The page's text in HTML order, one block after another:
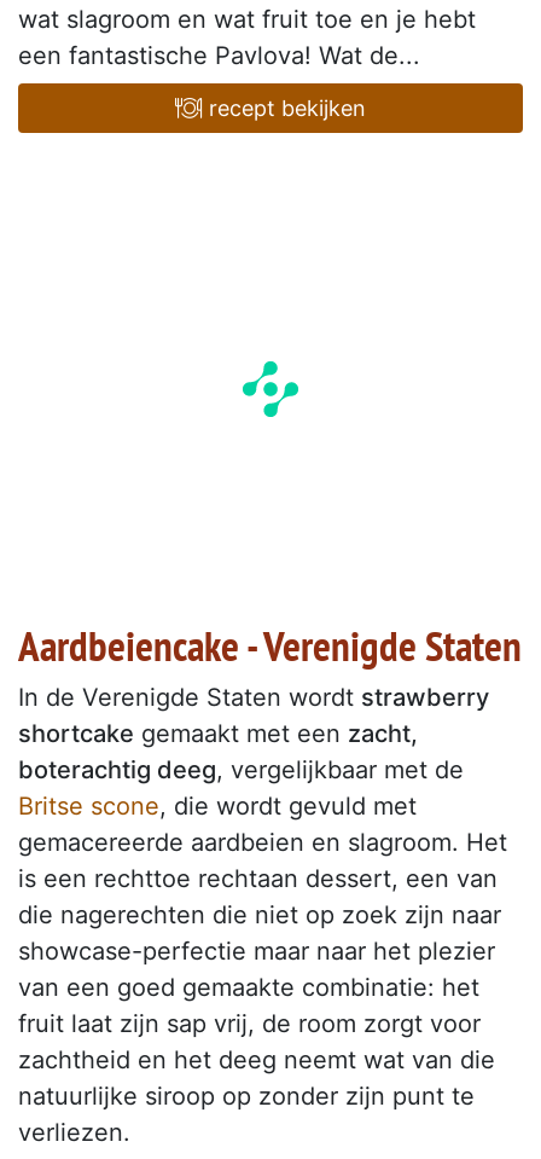
wat slagroom en wat fruit toe en je hebt
een fantastische Pavlova! Wat de...
recept bekijken
Aardbeiencake - Verenigde Staten
In de Verenigde Staten wordt strawberry
shortcake gemaakt met een zacht,
boterachtig deeg, vergelijkbaar met de
Britse scone, die wordt gevuld met
gemacereerde aardbeien en slagroom. Het
is een rechttoe rechtaan dessert, een van
die nagerechten die niet op zoek zijn naar
showcase-perfectie maar naar het plezier
van een goed gemaakte combinatie: het
fruit laat zijn sap vrij, de room zorgt voor
zachtheid en het deeg neemt wat van die
natuurlijke siroop op zonder zijn punt te
verliezen.